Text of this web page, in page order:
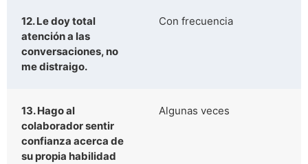
12. Le doy total
atención a las
conversaciones, no
me distraigo.
Con frecuencia
13. Hago al
colaborador sentir
confianza acerca de
su propia habilidad
Algunas veces